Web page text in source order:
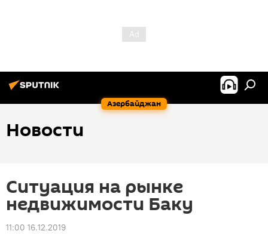
Азербайджан
Новости
Ситуация на рынке
недвижимости Баку
11:00 16.12.2019